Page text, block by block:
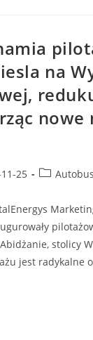
na
nowe
25
Post
stolicy
jest radykalne